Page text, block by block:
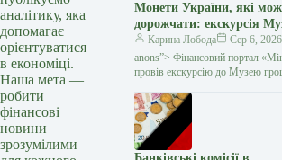
аналітику, яка
допомагає
орієнтуватися
в економіці.
Наша мета —
робити
фінансові
новини
зрозумілими
Монети України, які
дорожчати: екскурсія
грошей НБУ (відео) —
Карина Лобода
Сер 6, 2026
anons”> Фінансовий портал
провів екскурсію до Музею
відомим українським нумізматом
Андрієм